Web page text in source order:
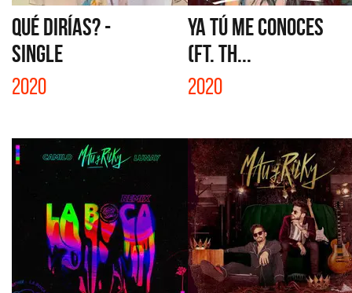
QUÉ DIRÍAS? -
SINGLE
2020
YA TÚ ME CONOCES
(FT. TH...
2020